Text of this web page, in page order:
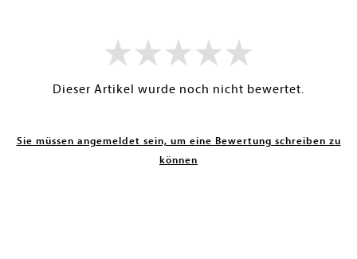
Dieser Artikel wurde noch nicht bewertet.
Sie müssen angemeldet sein, um eine Bewertung schreiben zu
können